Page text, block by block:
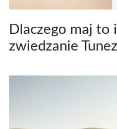
Dlaczego maj to
zwiedzanie